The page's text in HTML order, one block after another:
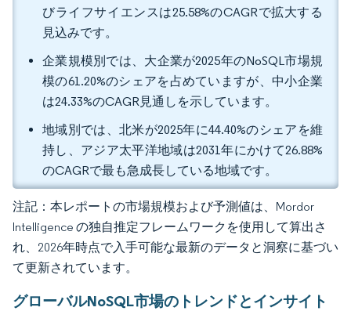
びライフサイエンスは25.58%のCAGRで拡大する
見込みです。
企業規模別では、大企業が2025年のNoSQL市場規
模の61.20%のシェアを占めていますが、中小企業
は24.33%のCAGR見通しを示しています。
地域別では、北米が2025年に44.40%のシェアを維
持し、アジア太平洋地域は2031年にかけて26.88%
のCAGRで最も急成長している地域です。
注記：本レポートの市場規模および予測値は、Mordor
Intelligence の独自推定フレームワークを使用して算出さ
れ、2026年時点で入手可能な最新のデータと洞察に基づい
て更新されています。
グローバルNoSQL市場のトレンドとインサイト